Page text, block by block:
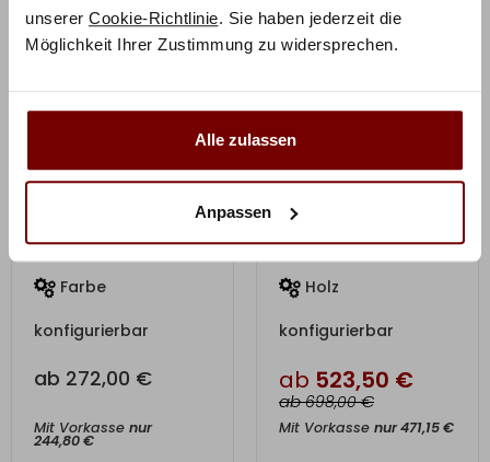
unserer Cookie-Richtlinie. Sie haben jederzeit die
Möglichkeit Ihrer Zustimmung zu widersprechen.
Alle zulassen
Anpassen
Farbe
konfigurierbar
ab 272,00 €
Mit Vorkasse nur
244,80€
Vera Nachttisch
Holz
konfigurierbar
ab 523,50 €
ab 698,00€
Mit Vorkasse nur471,15€